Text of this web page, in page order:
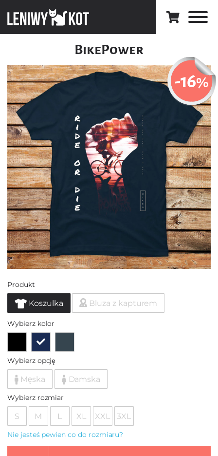
BikePower
-16%
Produkt
Koszulka Bluza z kapturem
Wybierz kolor
Wybierz opcję
Męska Damska
Wybierz rozmiar
S M L XL XXL 3XL
Nie jesteś pewien co do rozmiaru?